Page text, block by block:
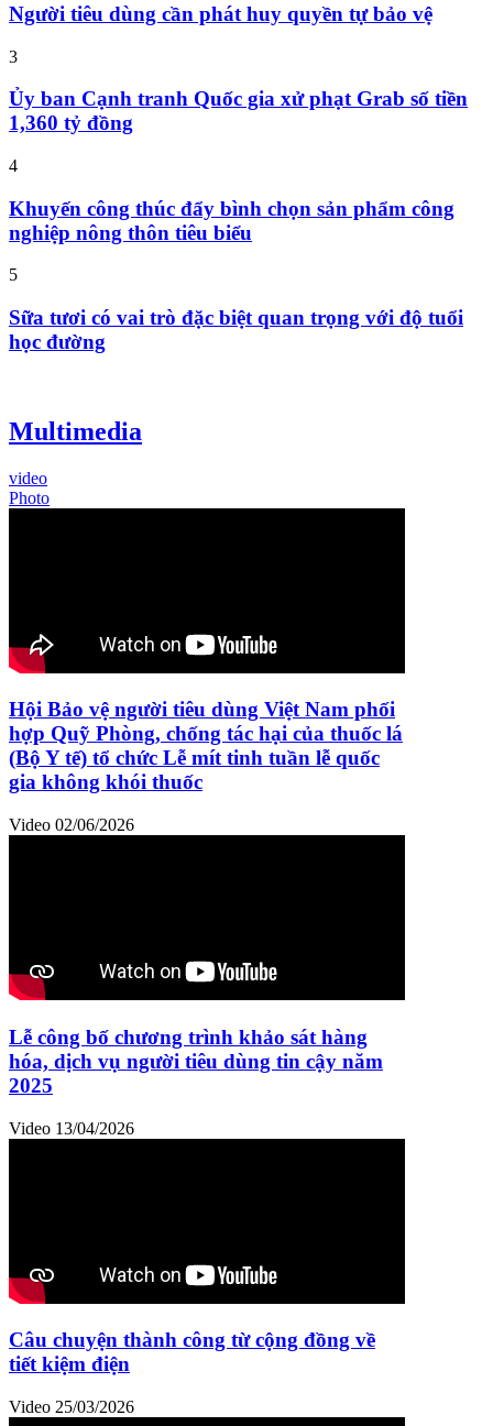
Người tiêu dùng cần phát huy quyền tự bảo vệ
3
Ủy ban Cạnh tranh Quốc gia xử phạt Grab số tiền
1,360 tỷ đồng
4
Khuyến công thúc đẩy bình chọn sản phẩm công
nghiệp nông thôn tiêu biểu
5
Sữa tươi có vai trò đặc biệt quan trọng với độ tuổi
học đường
Multimedia
video
Photo
Hội Bảo vệ người tiêu dùng Việt Nam phối
hợp Quỹ Phòng, chống tác hại của thuốc lá
(Bộ Y tế) tổ chức Lễ mít tinh tuần lễ quốc
gia không khói thuốc
Video 02/06/2026
Lễ công bố chương trình khảo sát hàng
hóa, dịch vụ người tiêu dùng tin cậy năm
2025
Video 13/04/2026
Câu chuyện thành công từ cộng đồng về
tiết kiệm điện
Video 25/03/2026